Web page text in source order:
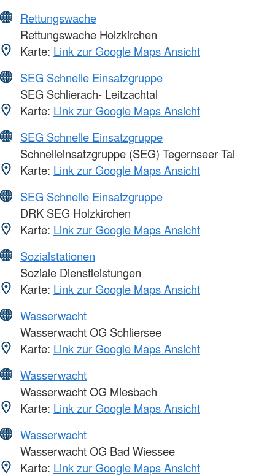
Rettungswache
Rettungswache Holzkirchen
Karte: Link zur Google Maps Ansicht
SEG Schnelle Einsatzgruppe
SEG Schlierach- Leitzachtal
Karte: Link zur Google Maps Ansicht
SEG Schnelle Einsatzgruppe
Schnelleinsatzgruppe (SEG) Tegernseer Tal
Karte: Link zur Google Maps Ansicht
SEG Schnelle Einsatzgruppe
DRK SEG Holzkirchen
Karte: Link zur Google Maps Ansicht
Sozialstationen
Soziale Dienstleistungen
Karte: Link zur Google Maps Ansicht
Wasserwacht
Wasserwacht OG Schliersee
Karte: Link zur Google Maps Ansicht
Wasserwacht
Wasserwacht OG Miesbach
Karte: Link zur Google Maps Ansicht
Wasserwacht
Wasserwacht OG Bad Wiessee
Karte: Link zur Google Maps Ansicht